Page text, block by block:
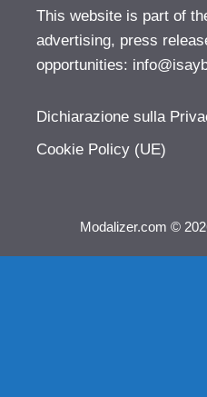
This website is part of
advertising, press
opportunities:
Dichiarazione sulla
Cookie Policy (UE)
Modalizer.com ©